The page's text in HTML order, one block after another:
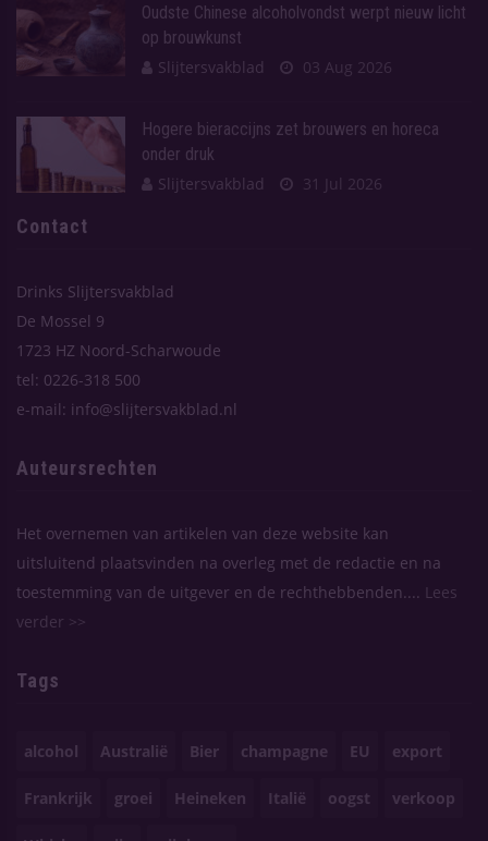
Oudste Chinese alcoholvondst werpt nieuw licht
op brouwkunst
Slijtersvakblad
03 Aug 2026
Hogere bieraccijns zet brouwers en horeca
onder druk
Slijtersvakblad
31 Jul 2026
Contact
Drinks Slijtersvakblad
De Mossel 9
1723 HZ Noord-Scharwoude
tel: 0226-318 500
e-mail: info@slijtersvakblad.nl
Auteursrechten
Het overnemen van artikelen van deze website kan
uitsluitend plaatsvinden na overleg met de redactie en na
toestemming van de uitgever en de rechthebbenden....
Lees
verder >>
Tags
alcohol Australië Bier champagne EU export
Frankrijk groei Heineken Italië oogst verkoop